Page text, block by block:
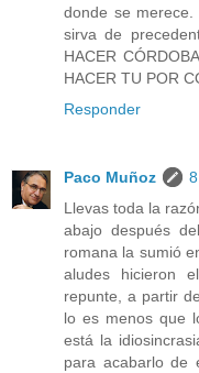
donde se
sirva de
HACER
HACER TU POR
Responder
Paco Muñoz
Llevas toda la
abajo después
romana la sumió
aludes hicieron
repunte, a partir
lo es menos que
está la
para acabarlo de